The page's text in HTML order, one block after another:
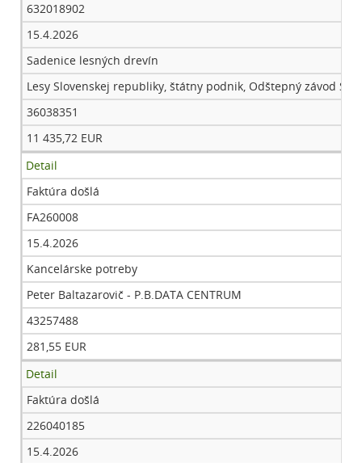
632018902
15.4.2026
Sadenice lesných drevín
Lesy Slovenskej republiky, štátny podnik, Odštepný závod
36038351
11 435,72 EUR
Detail
Faktúra došlá
FA260008
15.4.2026
Kancelárske potreby
Peter Baltazarovič - P.B.DATA CENTRUM
43257488
281,55 EUR
Detail
Faktúra došlá
226040185
15.4.2026